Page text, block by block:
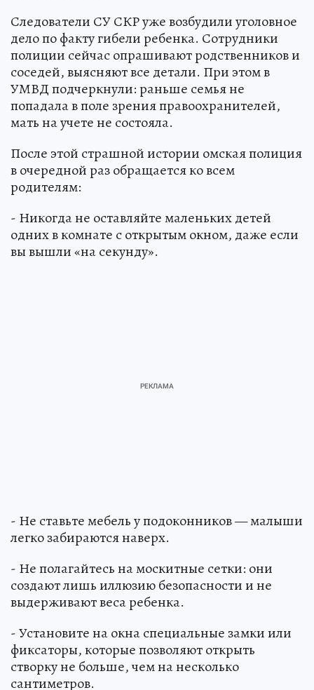
Следователи СУ СКР уже возбудили уголовное
дело по факту гибели ребенка. Сотрудники
полиции сейчас опрашивают родственников и
соседей, выясняют все детали. При этом в
УМВД подчеркнули: раньше семья не
попадала в поле зрения правоохранителей,
мать на учете не состояла.
После этой страшной истории омская полиция
в очередной раз обращается ко всем
родителям:
- Никогда не оставляйте маленьких детей
одних в комнате с открытым окном, даже если
вы вышли «на секунду».
- Не ставьте мебель у подоконников — малыши
легко забираются наверх.
- Не полагайтесь на москитные сетки: они
создают лишь иллюзию безопасности и не
выдерживают веса ребенка.
- Установите на окна специальные замки или
фиксаторы, которые позволяют открыть
створку не больше, чем на несколько
сантиметров.